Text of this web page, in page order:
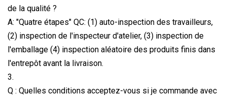
de la qualité ?
A: "Quatre étapes" QC: (1) auto-inspection des travailleurs,
(2) inspection de l'inspecteur d'atelier, (3) inspection de
l'emballage (4) inspection aléatoire des produits finis dans
l'entrepôt avant la livraison.
3.
Q : Quelles conditions acceptez-vous si je commande avec